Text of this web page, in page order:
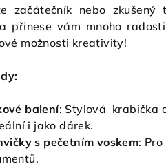
začátečník nebo zkušený
přinese vám mnoho
možnosti kreativity!
balení: Stylová krabička
i jako dárek.
s pečetním voskem: